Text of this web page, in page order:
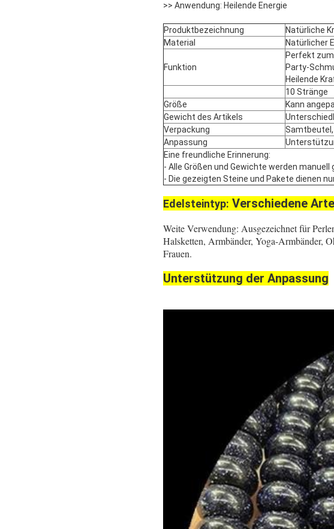
>> Anwendung: Heilende Energie
Produktbezeichnung
Natürliche
Material
Natürlicher
Funktion
Perfekt
Party-
Heilende
10 Stränge
Größe
Kann
Gewicht des Artikels
Verpackung
Anpassung
Eine freundliche Erinnerung:
- Alle Größen und Gewichte werden
- Die gezeigten Steine und Pakete dienen
Edelsteintyp: Verschiedene
Weite Verwendung: Ausgezeichnet für
Halsketten, Armbänder, Yoga-Armbänder,
Frauen.
Unterstützung der Anpassung